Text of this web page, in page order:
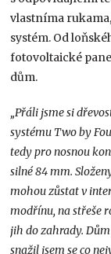
vlastníma
systém. Od
fotovoltaické
dům.
„Přáli jsme si
systému Two by
tedy pro nosnou
silné 84 mm.
mohou zůstat v
modřínu, na střeše
jih do zahrady.
snažil jsem se co